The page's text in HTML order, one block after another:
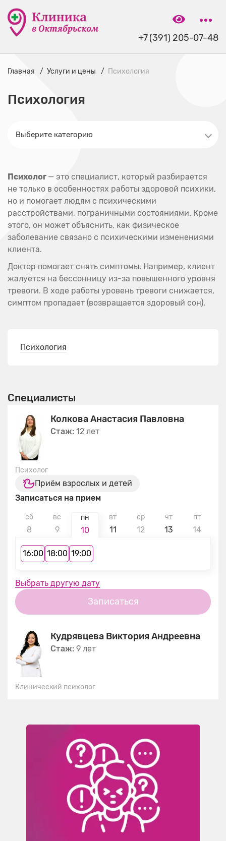
+7 (391) 205-07-48
Главная Услуги и цены Психология
Психология
Психолог — это специалист, который разбирается
не только в особенностях работы здоровой психики,
но и помогает людям с психическими
расстройствами, пограничными состояниями. Кроме
этого, он может объяснить, как физическое
заболевание связано с психическими изменениями
клиента.
Доктор помогает снять симптомы. Например, клиент
жалуется на бессонницу из-за повышенного уровня
тревоги. В ходе работы уровень тревоги снижается,
симптом пропадает (возвращается здоровый сон).
Психология
Специалисты
Колкова Анастасия Павловна
Стаж: 12 лет
Психолог
Приём взрослых и детей
Записаться на прием
сб
8
вс
9
пн
10
вт
11
ср
12
чт
13
пт
14
16:00 18:00 19:00
Выбрать другую дату
Записаться
Кудрявцева Виктория Андреевна
Стаж: 9 лет
Клинический психолог